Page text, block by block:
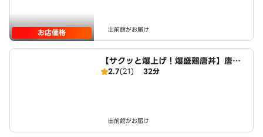
お店価格 出前館がお届け
【サクッと爆上げ！爆盛鶏唐丼】唐揚
げ商店鳥一ミート 蕨駅西口店
2.7(21) 32分
出前館がお届け